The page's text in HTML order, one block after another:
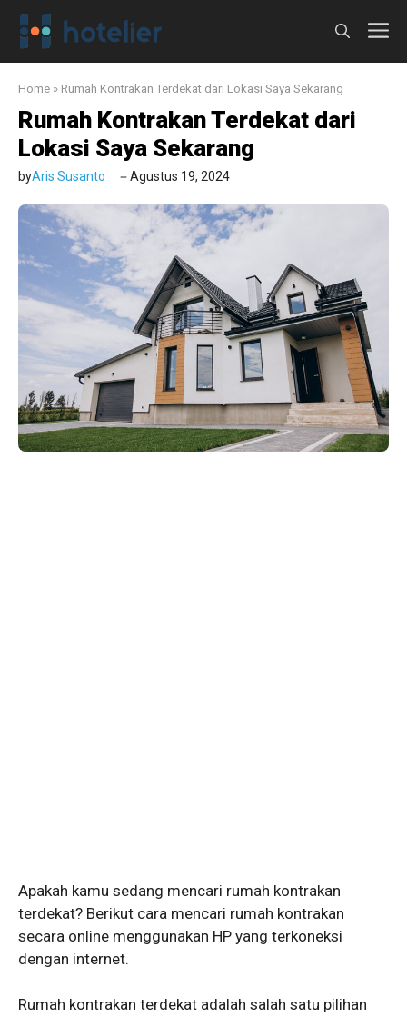
Langsung
Home » Rumah Kontrakan Terdekat dari Lokasi Saya Sekarang
Rumah Kontrakan Terdekat dari
Lokasi Saya Sekarang
byAris Susanto Agustus 19, 2024
Apakah kamu sedang mencari rumah kontrakan
terdekat? Berikut cara mencari rumah kontrakan
secara online menggunakan HP yang terkoneksi
dengan internet.
Rumah kontrakan terdekat adalah salah satu pilihan